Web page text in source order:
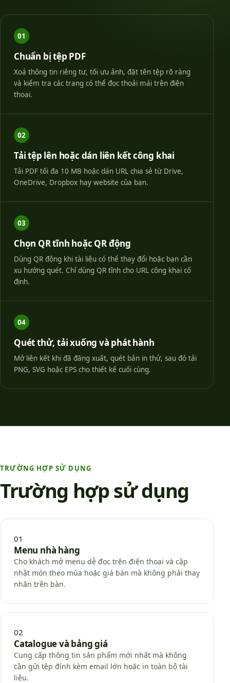
01
Chuẩn bị tệp PDF
Xoá thông tin riêng tư, tối ưu ảnh, đặt tên tệp rõ ràng
và kiểm tra các trang có thể đọc thoải mái trên điện
thoại.
02
Tải tệp lên hoặc dán liên kết công khai
Tải PDF tối đa 10 MB hoặc dán URL chia sẻ từ Drive,
OneDrive, Dropbox hay website của bạn.
03
Chọn QR tĩnh hoặc QR động
Dùng QR động khi tài liệu có thể thay đổi hoặc bạn cần
xu hướng quét. Chỉ dùng QR tĩnh cho URL công khai cố
định.
04
Quét thử, tải xuống và phát hành
Mở liên kết khi đã đăng xuất, quét bản in thử, sau đó tải
PNG, SVG hoặc EPS cho thiết kế cuối cùng.
TRƯỜNG HỢP SỬ DỤNG
Trường hợp sử dụng
01
Menu nhà hàng
Cho khách mở menu dễ đọc trên điện thoại và cập
nhật món theo mùa hoặc giá bán mà không phải thay
nhãn trên bàn.
02
Catalogue và bảng giá
Cung cấp thông tin sản phẩm mới nhất mà không
cần gửi tệp đính kèm email lớn hoặc in toàn bộ tài
liệu.